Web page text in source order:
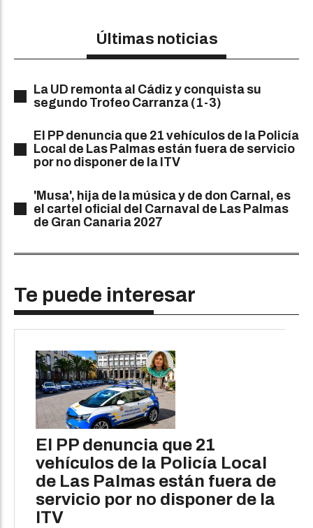
Últimas noticias
La UD remonta al Cádiz y conquista su
segundo Trofeo Carranza (1-3)
El PP denuncia que 21 vehículos de la Policía
Local de Las Palmas están fuera de servicio
por no disponer de la ITV
'Musa', hija de la música y de don Carnal, es
el cartel oficial del Carnaval de Las Palmas
de Gran Canaria 2027
Te puede interesar
El PP denuncia que 21
vehículos de la Policía Local
de Las Palmas están fuera de
servicio por no disponer de la
ITV